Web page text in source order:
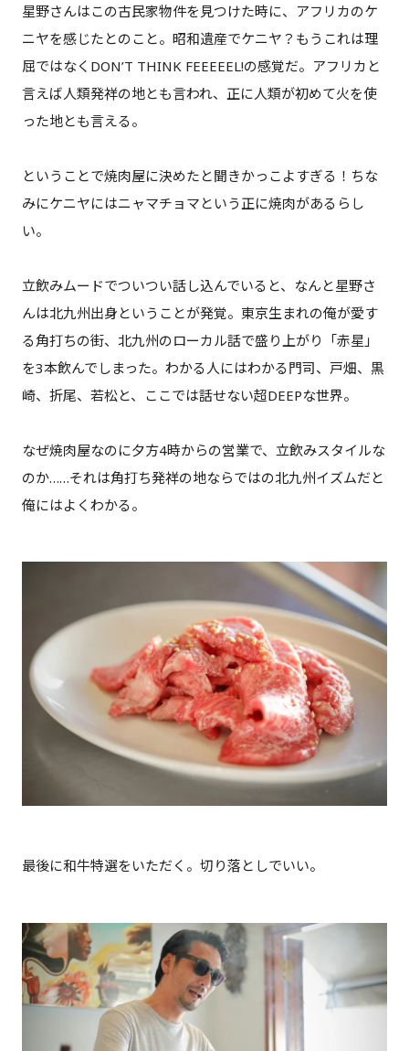
星野さんはこの古民家物件を見つけた時に、アフリカのケ
ニヤを感じたとのこと。昭和遺産でケニヤ？もうこれは理
屈ではなくDON’T THINK FEEEEEL!の感覚だ。アフリカと
言えば人類発祥の地とも言われ、正に人類が初めて火を使
った地とも言える。
ということで焼肉屋に決めたと聞きかっこよすぎる！ちな
みにケニヤにはニャマチョマという正に焼肉があるらし
い。
立飲みムードでついつい話し込んでいると、なんと星野さ
んは北九州出身ということが発覚。東京生まれの俺が愛す
る角打ちの街、北九州のローカル話で盛り上がり「赤星」
を3本飲んでしまった。わかる人にはわかる門司、戸畑、黒
崎、折尾、若松と、ここでは話せない超DEEPな世界。
なぜ焼肉屋なのに夕方4時からの営業で、立飲みスタイルな
のか……それは角打ち発祥の地ならではの北九州イズムだと
俺にはよくわかる。
最後に和牛特選をいただく。切り落としでいい。